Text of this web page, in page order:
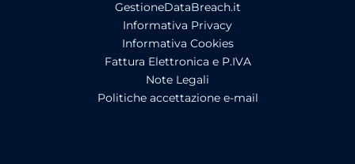
GestioneDataBreach.it
Informativa Privacy
Informativa Cookies
Fattura Elettronica e P.IVA
Note Legali
Politiche accettazione e-mail